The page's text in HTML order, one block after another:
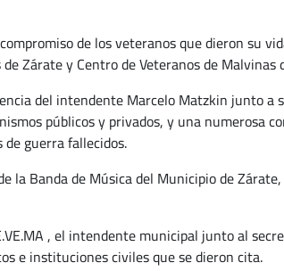
de los veteranos que dieron su
Zárate y Centro de Veteranos de Malvinas
del intendente Marcelo Matzkin junto a
públicos y privados, y una numerosa
guerra fallecidos.
Banda de Música del Municipio de
, el intendente municipal junto al
e instituciones civiles que se dieron cita.